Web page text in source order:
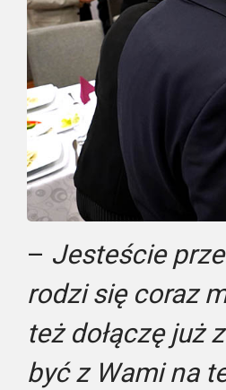
– Jesteście
rodzi się coraz
też dołączę już
być z Wami na